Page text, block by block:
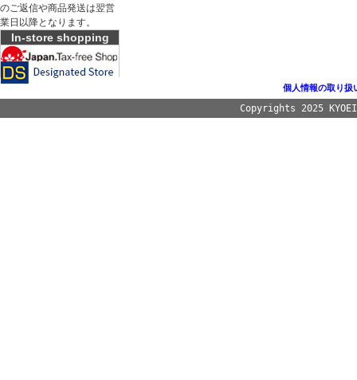
のご返信や商品発送は翌営
業日以降となります。
In-store shopping
個人情報の取り扱
Copyrights 2025